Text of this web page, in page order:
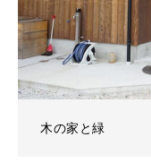
木の家と緑